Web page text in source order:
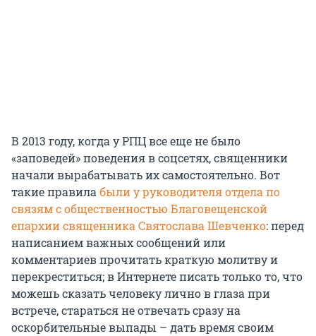
В 2013 году, когда у РПЦ все еще не было
«заповедей» поведения в соцсетях, священники
начали вырабатывать их самостоятельно. Вот
такие правила были у руководителя отдела по
связям с общественностью Благовещенской
епархии священника Святослава Шевченко: перед
написанием важных сообщений или
комментариев прочитать краткую молитву и
перекреститься; в Интернете писать только то, что
можешь сказать человеку лично в глаза при
встрече, стараться не отвечать сразу на
оскорбительные выпады – дать время своим